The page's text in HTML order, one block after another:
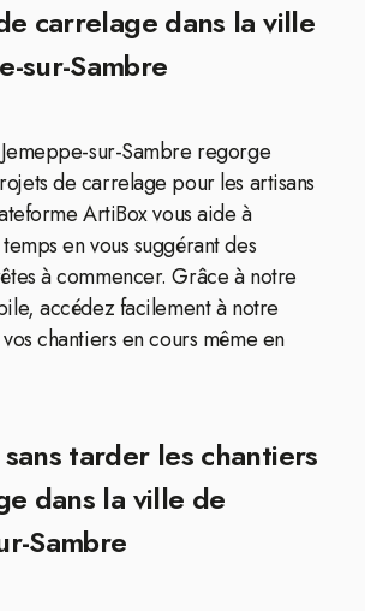
carrelage dans la ville
sur-Sambre
sur-Sambre regorge
de carrelage pour les artisans
ArtiBox vous aide à
en vous suggérant des
à commencer. Grâce à notre
accédez facilement à notre
chantiers en cours même en
tarder les chantiers
dans la ville de
Sambre